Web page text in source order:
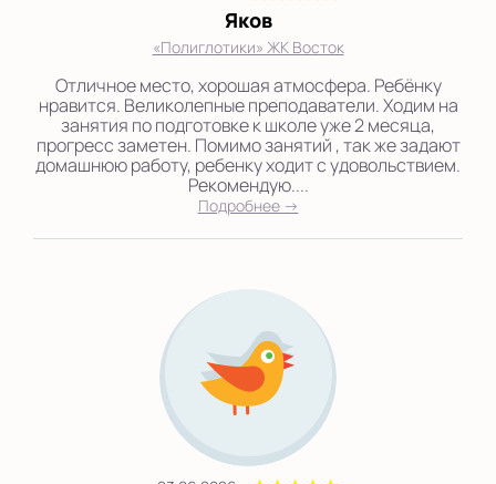
Яков
«Полиглотики» ЖК Восток
Отличное место, хорошая атмосфера. Ребёнку
нравится. Великолепные преподаватели. Ходим на
занятия по подготовке к школе уже 2 месяца,
прогресс заметен. Помимо занятий , так же задают
домашнюю работу, ребенку ходит с удовольствием.
Рекомендую....
Подробнее →